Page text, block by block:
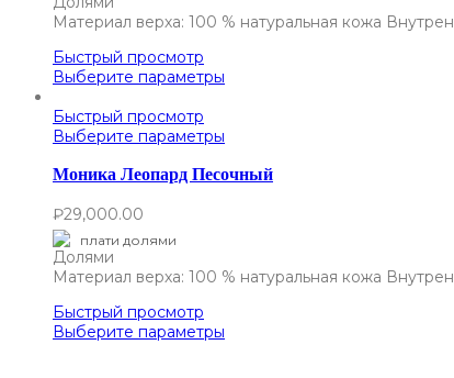
Материал верха: 100 % натуральная кожа
Быстрый просмотр
Выберите параметры
Быстрый просмотр
Выберите параметры
Моника Леопард Песочный
₽29,000.00
плати долями
Материал верха: 100 % натуральная кожа
Быстрый просмотр
Выберите параметры